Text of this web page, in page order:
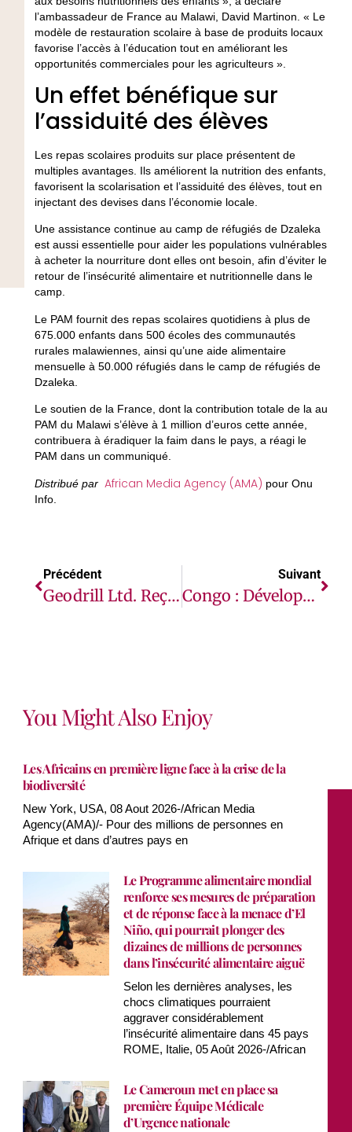
l’ambassadeur de France au Malawi, David Martinon. « Le
modèle de restauration scolaire à base de produits locaux
favorise l’accès à l’éducation tout en améliorant les
opportunités commerciales pour les agriculteurs ».
Un effet bénéfique sur
l’assiduité des élèves
Les repas scolaires produits sur place présentent de
multiples avantages. Ils améliorent la nutrition des enfants,
favorisent la scolarisation et l’assiduité des élèves, tout en
injectant des devises dans l’économie locale.
Une assistance continue au camp de réfugiés de Dzaleka
est aussi essentielle pour aider les populations vulnérables
à acheter la nourriture dont elles ont besoin, afin d’éviter le
retour de l’insécurité alimentaire et nutritionnelle dans le
camp.
Le PAM fournit des repas scolaires quotidiens à plus de
675.000 enfants dans 500 écoles des communautés
rurales malawiennes, ainsi qu’une aide alimentaire
mensuelle à 50.000 réfugiés dans le camp de réfugiés de
Dzaleka.
Le soutien de la France, dont la contribution totale de la au
PAM du Malawi s’élève à 1 million d’euros cette année,
contribuera à éradiquer la faim dans le pays, a réagi le
PAM dans un communiqué.
Distribué par African Media Agency (AMA) pour Onu
Info.
Précédent
Geodrill Ltd. Reçoit Un Prestigieux Prix ESG Pour Son Soutien À Des Athlètes Africains De Sports De Combat.
Suivant
Congo : Développer Les Infrastructures Durables Et Améliorer La Gouvernance Économique Sont Les Priorités, Selon Le Document De Stratégie Pays 2023-2028 De La Banque Africaine De Développement
You Might Also Enjoy
Les Africains en première ligne face à la crise de la
biodiversité
New York, USA, 08 Aout 2026-/African Media
Agency(AMA)/- Pour des millions de personnes en
Afrique et dans d’autres pays en
Le Programme alimentaire mondial
renforce ses mesures de préparation
et de réponse face à la menace d’El
Niño, qui pourrait plonger des
dizaines de millions de personnes
dans l’insécurité alimentaire aiguë
Selon les dernières analyses, les
chocs climatiques pourraient
aggraver considérablement
l’insécurité alimentaire dans 45 pays
ROME, Italie, 05 Août 2026-/African
Le Cameroun met en place sa
première Équipe Médicale
d’Urgence nationale